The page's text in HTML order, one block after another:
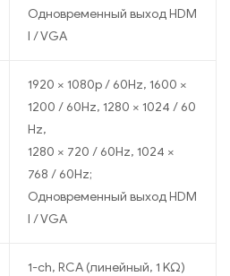
Одновременный выход HDM
I / VGA
1920 × 1080p / 60Hz, 1600 ×
1200 / 60Hz, 1280 × 1024 / 60
Hz,
1280 × 720 / 60Hz, 1024 ×
768 / 60Hz;
Одновременный выход HDM
I / VGA
1-ch, RCA (линейный, 1 KΩ)